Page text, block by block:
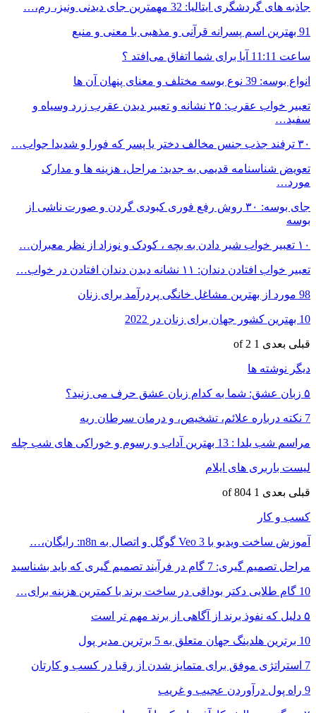
جاذبه های گردشگری ایتالیا: 32 مهمترین جای دیدنی ونیز، رم،…
91 بهترین اسم پسرانه قرآنی و مذهبی با معنی و منبع
ساعت 11:11 آیا برای شما اتفاق می‌افتد ؟
انواع بوسه: 39 نوع بوسه مختلف و معنای پنهان آن ها
تعبیر خواب عقرب: ۲۵ نشانه و تعبیر دیدن عقرب زرد وسیاه و
سفید…
۳۰ ترفند جذب جنس مخالف دختر یا پسر که فورا و شدیدا جواب…
تعویض شناسنامه قدیمی به جدید: مراحل، هزینه ها و مدارک
مورد…
جای بوسه: ۳۰ روش رفع فوری کبودی گردن و صورت ناشی از
بوسه
۱۰ تعبیر خواب شیر دادن به بچه ، کودک و نوزاد از نظر معبران…
تعبیر خواب افتادن دندان: ۱۱ نشانه دیدن دندان افتادن در خواب…
98 مورد از بهترین مشاغل خانگی پردرآمد برای زنان
10 بهترین کشور جهان برای زنان در 2022
قبلی بعدی 1 of 2
دیگر نوشته ها
۵ زبان عشق: شما به کدام زبان عشق حرف می زنید؟
7 نکته درباره علائم، تشخیص، و درمان سرطان ریه
مراسم شب یلدا : 13 بهترین آداب و رسوم و خوراکی های شب چله
لیست باربری های ایلام
قبلی بعدی 1 of 804
کسب و کار
آموزش ساخت ویدیو با Veo 3 گوگل و اتصال به n8n: رایگان،…
مراحل تصمیم گیری: 7 گام در فرآیند تصمیم گیری که باید بشناسید
10 گام طلایی دکتر بوداقی در ساخت برند با کمترین هزینه برای…
۵ دلیل که نفوذ برند از آگاهی از برند مهم تر است
10 برترین هلدینگ جهان متعلق به 5 برترین مدیر پول
7 استراتژی موفق برای متمایز شدن از رقبا در کسب و کارتان
9 راه پول درآوردن عجیب و غریب